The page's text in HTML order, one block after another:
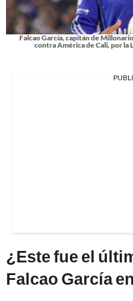
Falcao García, capitán de
contra América de Cali, por la
¿Este fue el
Falcao García